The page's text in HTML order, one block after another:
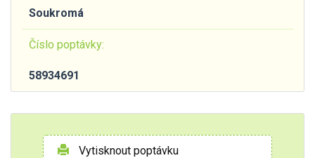
Soukromá
Číslo poptávky:
58934691
Vytisknout poptávku